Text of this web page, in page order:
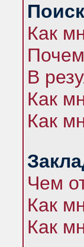
Как
В
Как
Как
Чем
Как
Как